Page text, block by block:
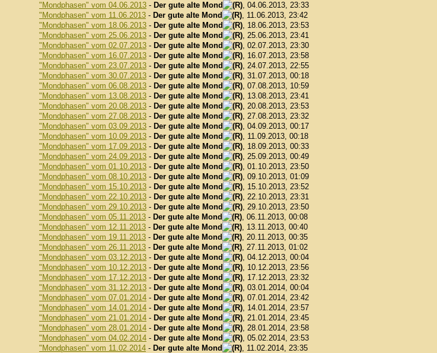
"Mondphasen" vom 04.06.2013 - Der gute alte Mond
, 04.06.2013, 23:33
"Mondphasen" vom 11.06.2013 - Der gute alte Mond
, 11.06.2013, 23:42
"Mondphasen" vom 18.06.2013 - Der gute alte Mond
, 18.06.2013, 23:53
"Mondphasen" vom 25.06.2013 - Der gute alte Mond
, 25.06.2013, 23:41
"Mondphasen" vom 02.07.2013 - Der gute alte Mond
, 02.07.2013, 23:30
"Mondphasen" vom 16.07.2013 - Der gute alte Mond
, 16.07.2013, 23:58
"Mondphasen" vom 23.07.2013 - Der gute alte Mond
, 24.07.2013, 22:55
"Mondphasen" vom 30.07.2013 - Der gute alte Mond
, 31.07.2013, 00:18
"Mondphasen" vom 06.08.2013 - Der gute alte Mond
, 07.08.2013, 10:59
"Mondphasen" vom 13.08.2013 - Der gute alte Mond
, 13.08.2013, 23:41
"Mondphasen" vom 20.08.2013 - Der gute alte Mond
, 20.08.2013, 23:53
"Mondphasen" vom 27.08.2013 - Der gute alte Mond
, 27.08.2013, 23:32
"Mondphasen" vom 03.09.2013 - Der gute alte Mond
, 04.09.2013, 00:17
"Mondphasen" vom 10.09.2013 - Der gute alte Mond
, 11.09.2013, 00:18
"Mondphasen" vom 17.09.2013 - Der gute alte Mond
, 18.09.2013, 00:33
"Mondphasen" vom 24.09.2013 - Der gute alte Mond
, 25.09.2013, 00:49
"Mondphasen" vom 01.10.2013 - Der gute alte Mond
, 01.10.2013, 23:50
"Mondphasen" vom 08.10.2013 - Der gute alte Mond
, 09.10.2013, 01:09
"Mondphasen" vom 15.10.2013 - Der gute alte Mond
, 15.10.2013, 23:52
"Mondphasen" vom 22.10.2013 - Der gute alte Mond
, 22.10.2013, 23:31
"Mondphasen" vom 29.10.2013 - Der gute alte Mond
, 29.10.2013, 23:50
"Mondphasen" vom 05.11.2013 - Der gute alte Mond
, 06.11.2013, 00:08
"Mondphasen" vom 12.11.2013 - Der gute alte Mond
, 13.11.2013, 00:40
"Mondphasen" vom 19.11.2013 - Der gute alte Mond
, 20.11.2013, 00:35
"Mondphasen" vom 26.11.2013 - Der gute alte Mond
, 27.11.2013, 01:02
"Mondphasen" vom 03.12.2013 - Der gute alte Mond
, 04.12.2013, 00:04
"Mondphasen" vom 10.12.2013 - Der gute alte Mond
, 10.12.2013, 23:56
"Mondphasen" vom 17.12.2013 - Der gute alte Mond
, 17.12.2013, 23:32
"Mondphasen" vom 31.12.2013 - Der gute alte Mond
, 03.01.2014, 00:04
"Mondphasen" vom 07.01.2014 - Der gute alte Mond
, 07.01.2014, 23:42
"Mondphasen" vom 14.01.2014 - Der gute alte Mond
, 14.01.2014, 23:57
"Mondphasen" vom 21.01.2014 - Der gute alte Mond
, 21.01.2014, 23:45
"Mondphasen" vom 28.01.2014 - Der gute alte Mond
, 28.01.2014, 23:58
"Mondphasen" vom 04.02.2014 - Der gute alte Mond
, 05.02.2014, 23:53
"Mondphasen" vom 11.02.2014 - Der gute alte Mond
, 11.02.2014, 23:35